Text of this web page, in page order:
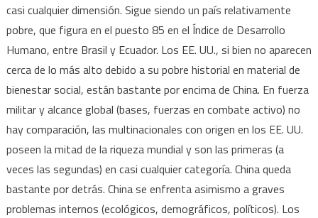
casi cualquier dimensión. Sigue siendo un país relativamente
pobre, que figura en el puesto 85 en el Índice de Desarrollo
Humano, entre Brasil y Ecuador. Los EE. UU., si bien no aparecen
cerca de lo más alto debido a su pobre historial en material de
bienestar social, están bastante por encima de China. En fuerza
militar y alcance global (bases, fuerzas en combate activo) no
hay comparación, las multinacionales con origen en los EE. UU.
poseen la mitad de la riqueza mundial y son las primeras (a
veces las segundas) en casi cualquier categoría. China queda
bastante por detrás. China se enfrenta asimismo a graves
problemas internos (ecológicos, demográficos, políticos). Los